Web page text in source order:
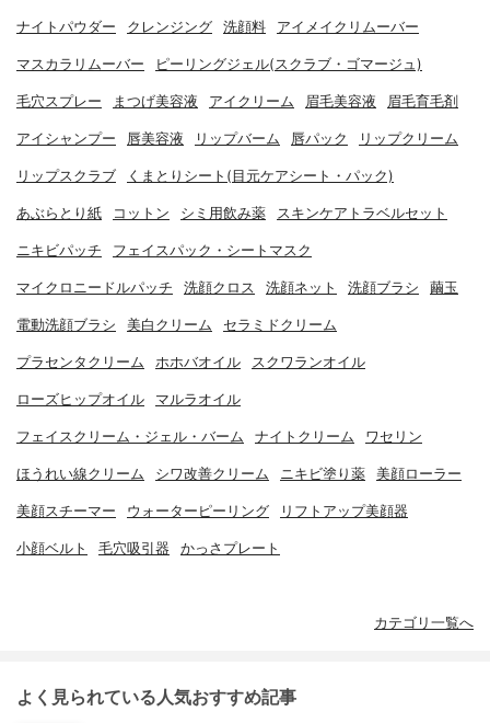
ナイトパウダー クレンジング 洗顔料 アイメイクリムーバー
マスカラリムーバー ピーリングジェル(スクラブ・ゴマージュ)
毛穴スプレー まつげ美容液 アイクリーム 眉毛美容液 眉毛育毛剤
アイシャンプー 唇美容液 リップバーム 唇パック リップクリーム
リップスクラブ くまとりシート(目元ケアシート・パック)
あぶらとり紙 コットン シミ用飲み薬 スキンケアトラベルセット
ニキビパッチ フェイスパック・シートマスク
マイクロニードルパッチ 洗顔クロス 洗顔ネット 洗顔ブラシ 繭玉
電動洗顔ブラシ 美白クリーム セラミドクリーム
プラセンタクリーム ホホバオイル スクワランオイル
ローズヒップオイル マルラオイル
フェイスクリーム・ジェル・バーム ナイトクリーム ワセリン
ほうれい線クリーム シワ改善クリーム ニキビ塗り薬 美顔ローラー
美顔スチーマー ウォーターピーリング リフトアップ美顔器
小顔ベルト 毛穴吸引器 かっさプレート
カテゴリ一覧へ
よく見られている人気おすすめ記事